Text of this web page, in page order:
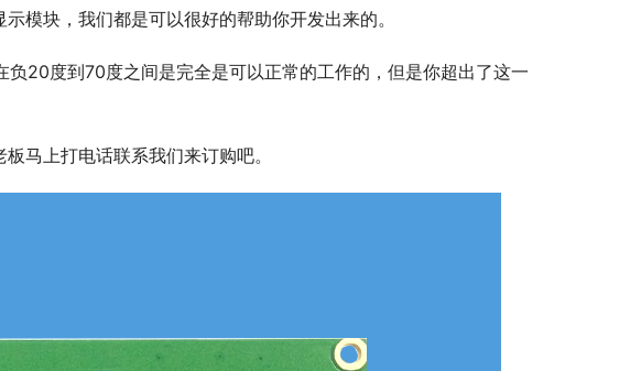
模块，我们都是可以很好的帮助你开发出来的。
20度到70度之间是完全是可以正常的工作的，但是你超出了这一
马上打电话联系我们来订购吧。